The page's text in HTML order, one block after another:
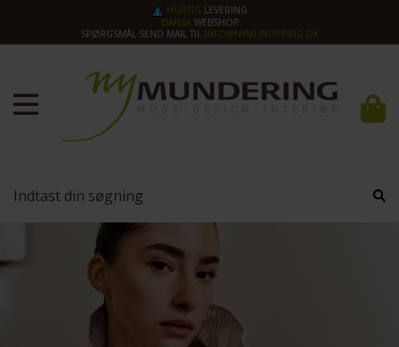
HURTIG LEVERING
DANSKWEBSHOP
SPØRGSMÅL SEND MAIL TIL INFO@NYMUNDERING.DK